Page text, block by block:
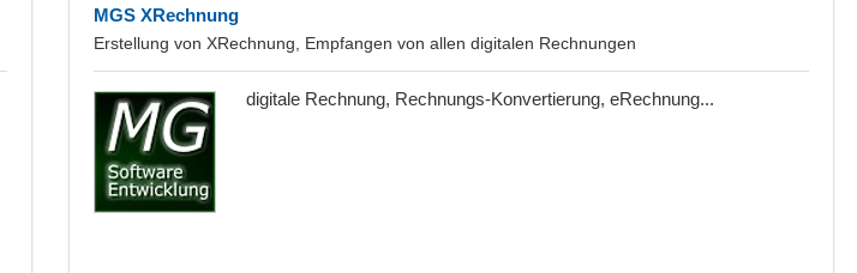
MGS XRechnung
Erstellung von XRechnung, Empfangen von allen digitalen Rechnungen
digitale Rechnung, Rechnungs-Konvertierung, eRechnung...